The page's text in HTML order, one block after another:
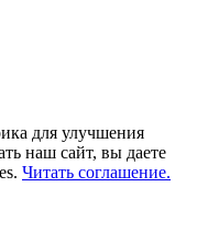
для улучшения
наш сайт, вы даете
Читать соглашение.